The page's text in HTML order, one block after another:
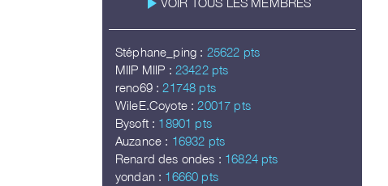
Stéphane_ping : 25622 pts
MIIP MIIP : 23422 pts
reno69 : 21748 pts
WileE.Coyote : 20017 pts
Bysoft : 18901 pts
Auzance : 16932 pts
Renard des ondes : 16824 pts
yondan : 16660 pts